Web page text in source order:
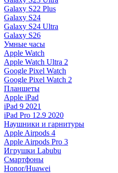
Galaxy S22 Plus
Galaxy S24
Galaxy S24 Ultra
Galaxy S26
Умные часы
Apple Watch
Apple Watch Ultra 2
Google Pixel Watch
Google Pixel Watch 2
Планшеты
Apple iPad
iPad 9 2021
iPad Pro 12.9 2020
Наушники и гарнитуры
Apple Airpods 4
Apple Airpods Pro 3
Игрушки Labubu
Смартфоны
Honor/Huawei